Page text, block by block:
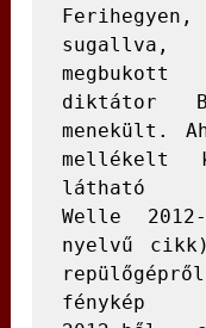
diktátor
menekült.
mellékelt
látható
Welle
nyelvű
fénykép